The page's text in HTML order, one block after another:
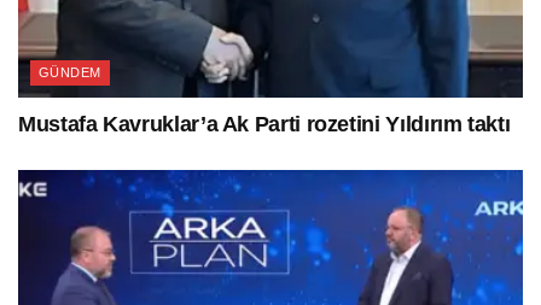
GÜNDEM
Mustafa Kavruklar’a Ak Parti rozetini Yıldırım taktı